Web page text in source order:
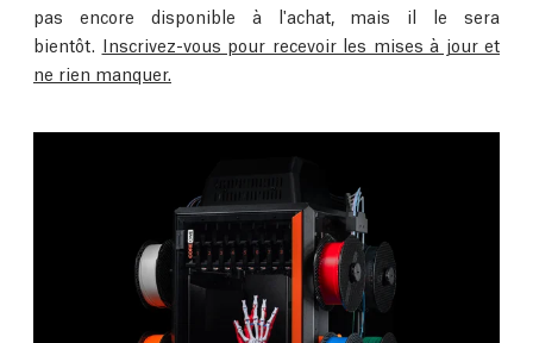
pas encore disponible à l'achat, mais il le sera
bientôt. Inscrivez-vous pour recevoir les mises à jour et
ne rien manquer.